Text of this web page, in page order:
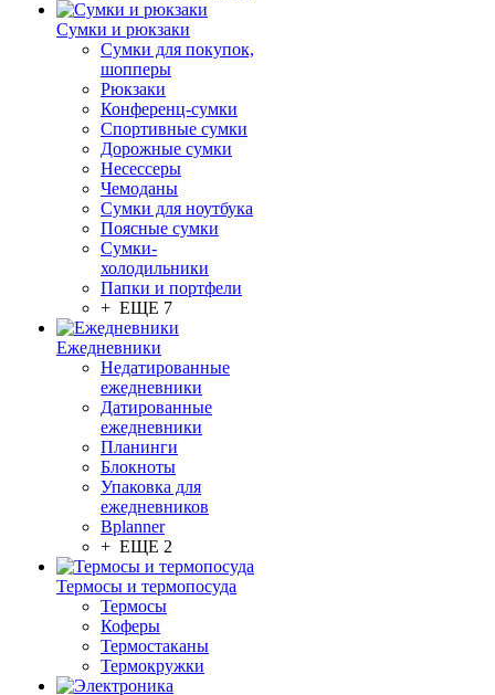
Сумки и рюкзаки
Сумки для покупок,
шопперы
Рюкзаки
Конференц-сумки
Спортивные сумки
Дорожные сумки
Несессеры
Чемоданы
Сумки для ноутбука
Поясные сумки
Сумки-
холодильники
Папки и портфели
+ ЕЩЕ 7
Ежедневники
Недатированные
ежедневники
Датированные
ежедневники
Планинги
Блокноты
Упаковка для
ежедневников
Bplanner
+ ЕЩЕ 2
Термосы и термопосуда
Термосы
Коферы
Термостаканы
Термокружки